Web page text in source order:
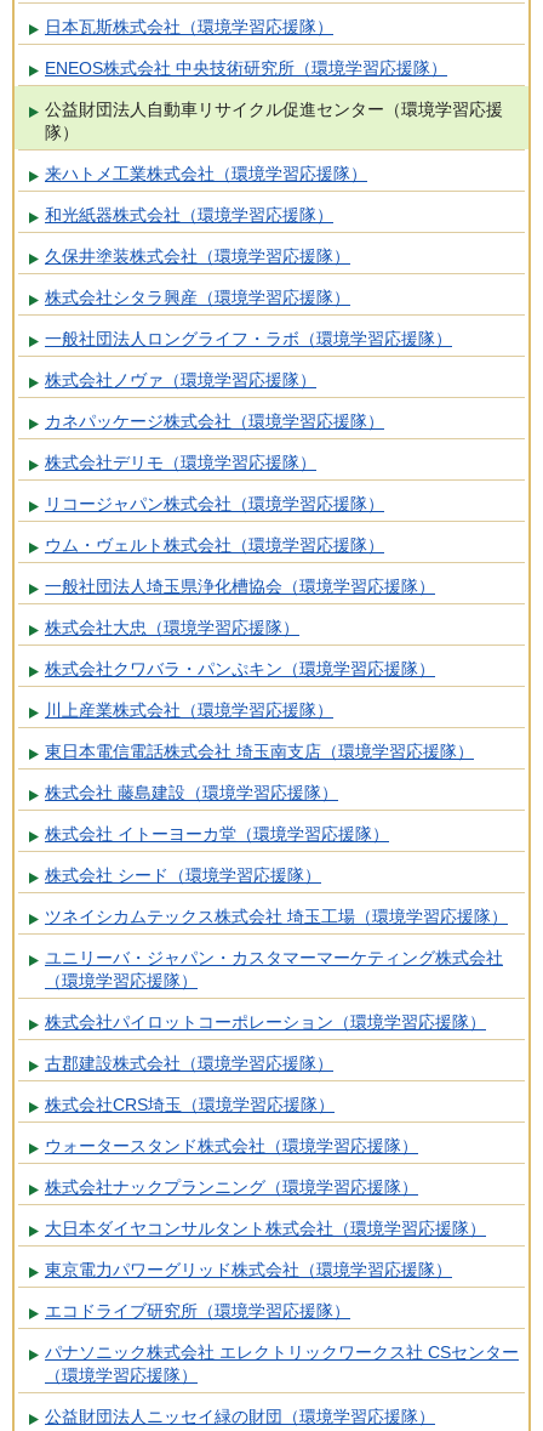
日本瓦斯株式会社（環境学習応援隊）
ENEOS株式会社 中央技術研究所（環境学習応援隊）
公益財団法人自動車リサイクル促進センター（環境学習応援
隊）
来ハトメ工業株式会社（環境学習応援隊）
和光紙器株式会社（環境学習応援隊）
久保井塗装株式会社（環境学習応援隊）
株式会社シタラ興産（環境学習応援隊）
一般社団法人ロングライフ・ラボ（環境学習応援隊）
株式会社ノヴァ（環境学習応援隊）
カネパッケージ株式会社（環境学習応援隊）
株式会社デリモ（環境学習応援隊）
リコージャパン株式会社（環境学習応援隊）
ウム・ヴェルト株式会社（環境学習応援隊）
一般社団法人埼玉県浄化槽協会（環境学習応援隊）
株式会社大忠（環境学習応援隊）
株式会社クワバラ・パンぷキン（環境学習応援隊）
川上産業株式会社（環境学習応援隊）
東日本電信電話株式会社 埼玉南支店（環境学習応援隊）
株式会社 藤島建設（環境学習応援隊）
株式会社 イトーヨーカ堂（環境学習応援隊）
株式会社 シード（環境学習応援隊）
ツネイシカムテックス株式会社 埼玉工場（環境学習応援隊）
ユニリーバ・ジャパン・カスタマーマーケティング株式会社
（環境学習応援隊）
株式会社パイロットコーポレーション（環境学習応援隊）
古郡建設株式会社（環境学習応援隊）
株式会社CRS埼玉（環境学習応援隊）
ウォータースタンド株式会社（環境学習応援隊）
株式会社ナックプランニング（環境学習応援隊）
大日本ダイヤコンサルタント株式会社（環境学習応援隊）
東京電力パワーグリッド株式会社（環境学習応援隊）
エコドライブ研究所（環境学習応援隊）
パナソニック株式会社 エレクトリックワークス社 CSセンター
（環境学習応援隊）
公益財団法人ニッセイ緑の財団（環境学習応援隊）